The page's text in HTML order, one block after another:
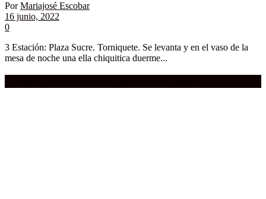
Por Mariajosé Escobar
16 junio, 2022
0
3 Estación: Plaza Sucre. Torniquete. Se levanta y en el vaso de la
mesa de noche una ella chiquitica duerme...